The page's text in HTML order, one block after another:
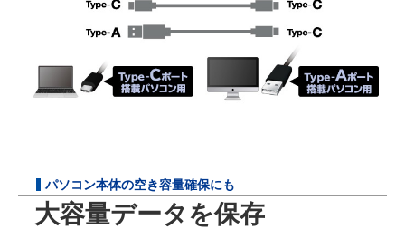
パソコン本体の空き容量確保にも
大容量データを保存